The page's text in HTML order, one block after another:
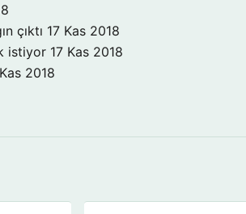
çıktı 17 Kas 2018
istiyor 17 Kas 2018
2018